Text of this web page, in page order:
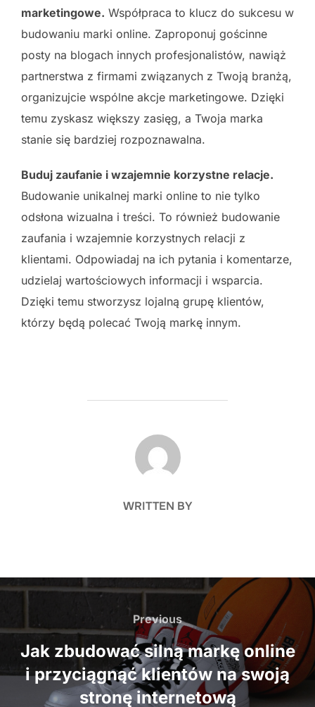
marketingowe. Współpraca to klucz do sukcesu w
budowaniu marki online. Zaproponuj gościnne
posty na blogach innych profesjonalistów, nawiąż
partnerstwa z firmami związanych z Twoją branżą,
organizujcie wspólne akcje marketingowe. Dzięki
temu zyskasz większy zasięg, a Twoja marka
stanie się bardziej rozpoznawalna.
Buduj zaufanie i wzajemnie korzystne relacje.
Budowanie unikalnej marki online to nie tylko
odsłona wizualna i treści. To również budowanie
zaufania i wzajemnie korzystnych relacji z
klientami. Odpowiadaj na ich pytania i komentarze,
udzielaj wartościowych informacji i wsparcia.
Dzięki temu stworzysz lojalną grupę klientów,
którzy będą polecać Twoją markę innym.
POST AUTHOR
WRITTEN BY
Nawigacja
wpisu
Previous
Previous
Jak zbudować silną markę online
i przyciągnąć klientów na swoją
stronę internetową